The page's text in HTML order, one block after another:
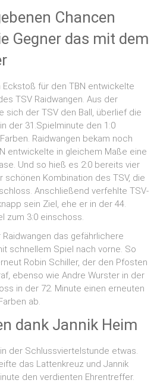
Chancen
Gegner das mit dem
für den TBN entwickelte
TSV Raidwangen. Aus der
sich der TSV den Ball, überlief die
der 31.Spielminute den 1:0
Raidwangen bekam noch
entwickelte in gleichem Maße eine
Und so hieß es 2:0 bereits vier
schönen Kombination des TSV, die
Anschließend verfehlte TSV-
sein Ziel, ehe er in der 44.
zum 3:0 einschoss.
das gefährlichere
schnellem Spiel nach vorne. So
Robin Schiller, der den Pfosten
ebenso wie Andre Wurster in der
in der 72. Minute einen erneuten
ab.
dank Jannik Heim
der Schlussviertelstunde etwas.
das Lattenkreuz und Jannik
den verdienten Ehrentreffer.